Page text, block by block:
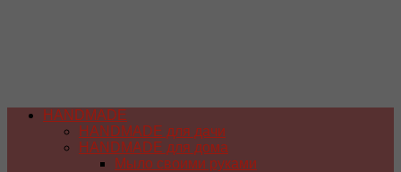
HANDMADE
HANDMADE для дачи
HANDMADE для дома
Мыло своими руками